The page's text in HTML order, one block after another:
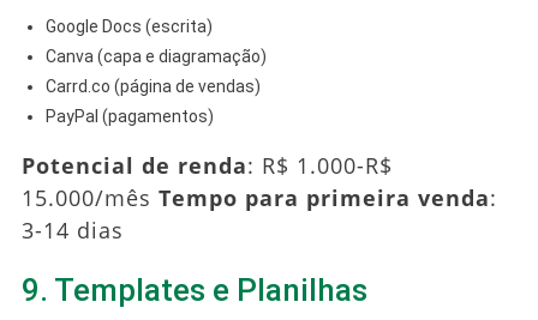
Google Docs (escrita)
Canva (capa e diagramação)
Carrd.co (página de vendas)
PayPal (pagamentos)
Potencial de renda: R$ 1.000-R$
15.000/mês Tempo para primeira venda:
3-14 dias
9. Templates e Planilhas